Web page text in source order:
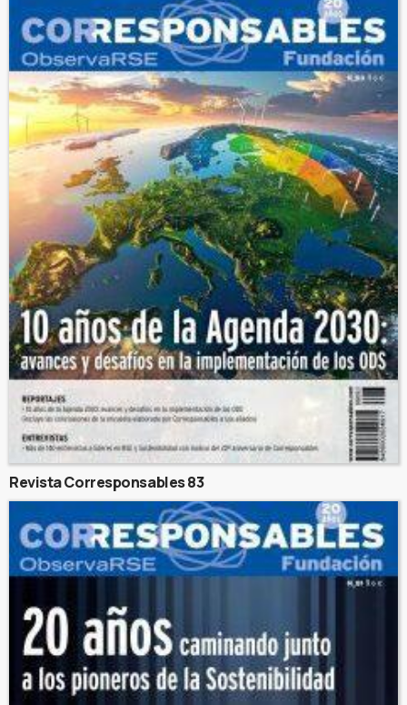
Revista Corresponsables 83